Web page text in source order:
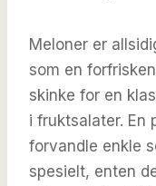
Meloner er
som en
skinke for en
i fruktsalater. En
forvandle enkle
spesielt, enten